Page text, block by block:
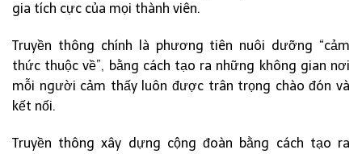
gia tích cực của mọi thành viên.
Truyền thông chính là phương tiên nuôi dưỡng “cảm
thức thuộc về”, bằng cách tạo ra những không gian nơi
mỗi người cảm thấy luôn được trân trọng chào đón và
kết nối.
Truyền thông xây dựng cộng đoàn bằng cách tạo ra